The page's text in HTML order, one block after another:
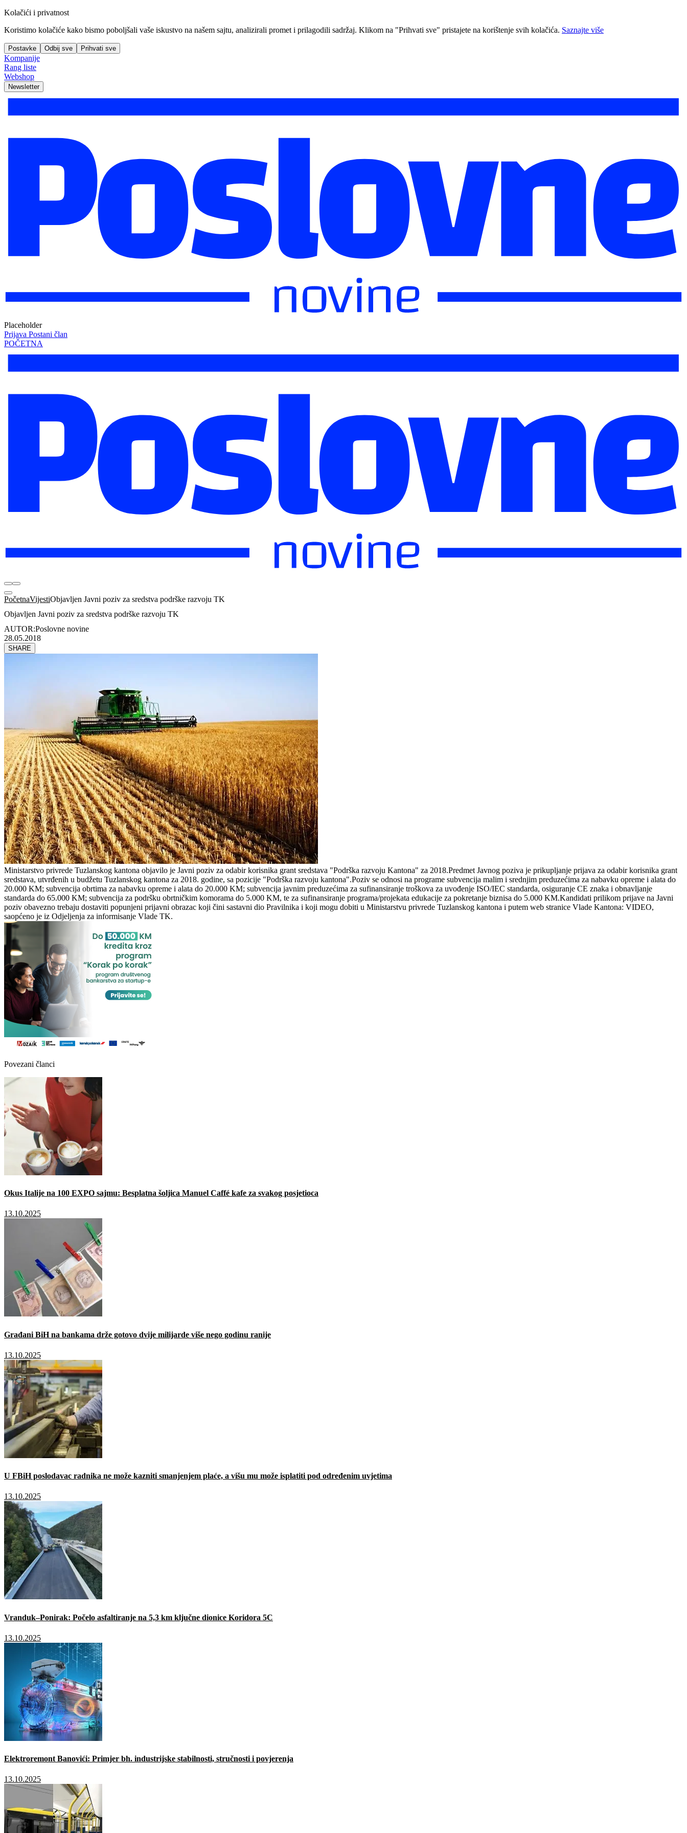
Kolačići i privatnost
Koristimo kolačiće kako bismo poboljšali vaše iskustvo na našem sajtu, analizirali promet i prilagodili sadržaj. Klikom na "Prihvati sve" pristajete na korištenje svih kolačića. Saznajte više
Postavke Odbij sve Prihvati sve
Kompanije
Rang liste
Webshop
Newsletter
Placeholder
Prijava Postani član
POČETNA
PočetnaVijestiObjavljen Javni poziv za sredstva podrške razvoju TK
Objavljen Javni poziv za sredstva podrške razvoju TK
AUTOR:Poslovne novine
28.05.2018
SHARE
Ministarstvo privrede Tuzlanskog kantona objavilo je Javni poziv za odabir korisnika grant sredstava "Podrška razvoju Kantona" za 2018.Predmet Javnog poziva je prikupljanje prijava za odabir korisnika grant
sredstava, utvrđenih u budžetu Tuzlanskog kantona za 2018. godine, sa pozicije "Podrška razvoju kantona".Poziv se odnosi na programe subvencija malim i srednjim preduzećima za nabavku opreme i alata do
20.000 KM; subvencija obrtima za nabavku opreme i alata do 20.000 KM; subvencija javnim preduzećima za sufinansiranje troškova za uvođenje ISO/IEC standarda, osiguranje CE znaka i obnavljanje
standarda do 65.000 KM; subvencija za podršku obrtničkim komorama do 5.000 KM, te za sufinansiranje programa/projekata edukacije za pokretanje biznisa do 5.000 KM.Kandidati prilikom prijave na Javni
poziv obavezno trebaju dostaviti popunjeni prijavni obrazac koji čini sastavni dio Pravilnika i koji mogu dobiti u Ministarstvu privrede Tuzlanskog kantona i putem web stranice Vlade Kantona: VIDEO,
saopćeno je iz Odjeljenja za informisanje Vlade TK.
Povezani članci
Okus Italije na 100 EXPO sajmu: Besplatna šoljica Manuel Caffé kafe za svakog posjetioca
13.10.2025
Građani BiH na bankama drže gotovo dvije milijarde više nego godinu ranije
13.10.2025
U FBiH poslodavac radnika ne može kazniti smanjenjem plaće, a višu mu može isplatiti pod određenim uvjetima
13.10.2025
Vranduk–Ponirak: Počelo asfaltiranje na 5,3 km ključne dionice Koridora 5C
13.10.2025
Elektroremont Banovići: Primjer bh. industrijske stabilnosti, stručnosti i povjerenja
13.10.2025